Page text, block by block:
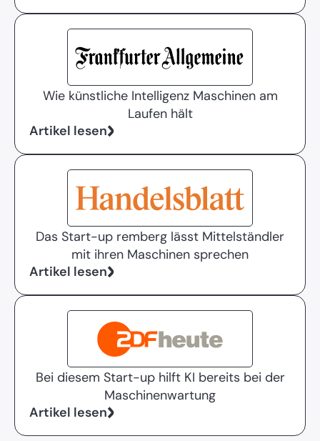
Wie künstliche Intelligenz Maschinen am
Laufen hält
Artikel lesen
Das Start-up remberg lässt Mittelständler
mit ihren Maschinen sprechen
Artikel lesen
Bei diesem Start-up hilft KI bereits bei der
Maschinenwartung
Artikel lesen